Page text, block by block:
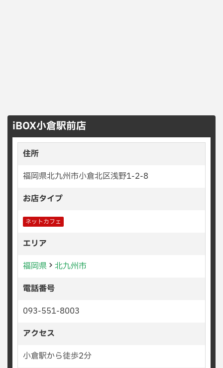
iBOX小倉駅前店
住所
福岡県北九州市小倉北区浅野1-2-8
お店タイプ
ネットカフェ
エリア
福岡県
北九州市
電話番号
093-551-8003
アクセス
小倉駅から徒歩2分